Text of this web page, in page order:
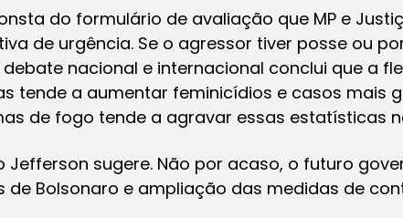
do formulário de avaliação que MP e
de urgência. Se o agressor tiver posse ou
nacional e internacional conclui que a
tende a aumentar feminicídios e casos mais
de fogo tende a agravar essas estatísticas
Jefferson sugere. Não por acaso, o futuro
Bolsonaro e ampliação das medidas de